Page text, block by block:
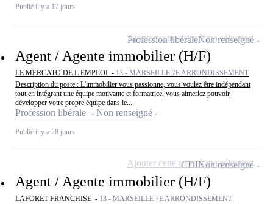
Publié il y a 17 jours
Agent / Agente immobilier (H/F)
LE MERCATO DE L EMPLOI - 13 - MARSEILLE 7E ARRONDISSEMENT
Description du poste : L'immobilier vous passionne, vous voulez être indépendant
tout en intégrant une équipe motivante et formatrice, vous aimeriez pouvoir
développer votre propre équipe dans le...
Profession libérale - Non renseigné
Publié il y a 28 jours
Profession libéraleNon renseigné
Ajouter cette offre à ma sélection
Agent / Agente immobilier (H/F)
LAFORET FRANCHISE - 13 - MARSEILLE 7E ARRONDISSEMENT
CDINon renseigné
Ajouter cette offre à ma sélection